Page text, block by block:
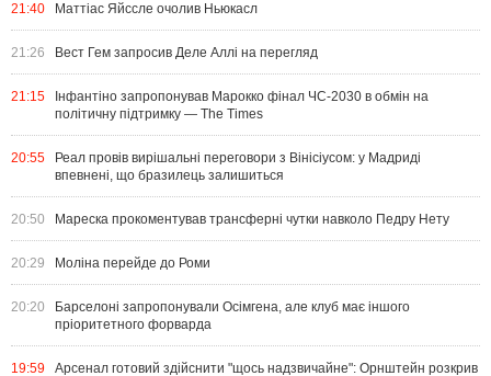
21:40 Маттіас Яйссле очолив Ньюкасл
21:26 Вест Гем запросив Деле Аллі на перегляд
21:15
Інфантіно запропонував Марокко фінал ЧС-2030 в обмін на
політичну підтримку — The Times
20:55
Реал провів вирішальні переговори з Вінісіусом: у Мадриді
впевнені, що бразилець залишиться
20:50 Мареска прокоментував трансферні чутки навколо Педру Нету
20:29 Моліна перейде до Роми
20:20
Барселоні запропонували Осімгена, але клуб має іншого
пріоритетного форварда
19:59
Арсенал готовий здійснити "щось надзвичайне": Орнштейн розкрив